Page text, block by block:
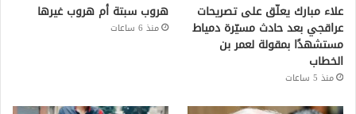
علاء مبارك يعلّق على تصريحات
عراقجي بعد حادث مسيّرة دمياط
مستشهدًا بمقولة لعمر بن
الخطاب
منذ 5 ساعات
هروب سبتة أم هروب غيرها
منذ 6 ساعات